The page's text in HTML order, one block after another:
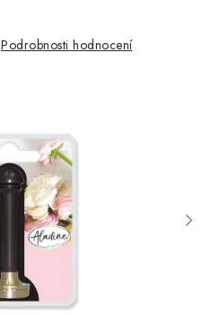
podmínky
Podrobnosti hodnocení